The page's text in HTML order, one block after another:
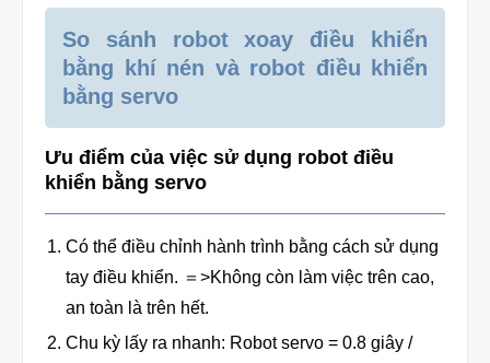
So sánh robot xoay điều khiển
bằng khí nén và robot điều khiển
bằng servo
Ưu điểm của việc sử dụng robot điều
khiển bằng servo
Có thể điều chỉnh hành trình bằng cách sử dụng
tay điều khiển. ＝>Không còn làm việc trên cao,
an toàn là trên hết.
Chu kỳ lấy ra nhanh: Robot servo = 0.8 giây /